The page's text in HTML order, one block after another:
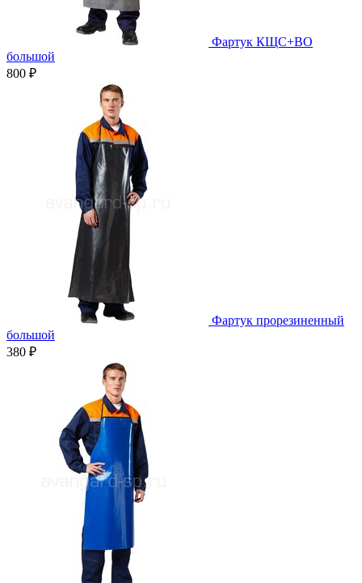
Фартук КЩС+ВО
большой
800 ₽
Фартук прорезиненный
большой
380 ₽